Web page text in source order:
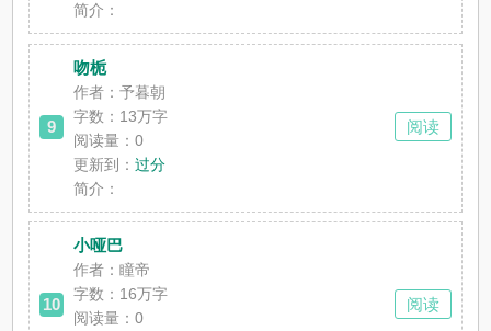
简介：
9
吻栀
作者：予暮朝
字数：13万字
阅读量：0
更新到：过分
简介：
阅读
10
小哑巴
作者：瞳帝
字数：16万字
阅读量：0
阅读